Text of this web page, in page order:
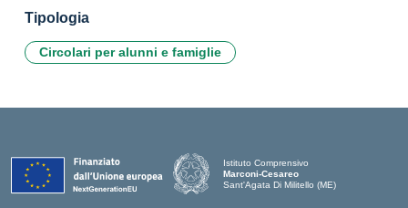
Tipologia
Circolari per alunni e famiglie
Istituto Comprensivo
Marconi-Cesareo
Sant'Agata Di Militello (ME)